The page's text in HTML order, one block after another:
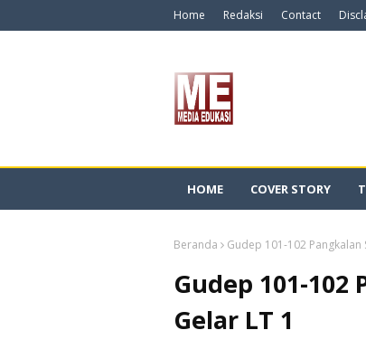
Home Redaksi Contact
HOME COVER STORY
Beranda Gudep 101-102 Pangkalan
Gudep 101-102
Gelar LT 1